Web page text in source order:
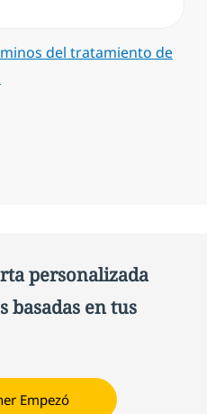
del tratamiento de
personalizada
basadas en tus
Obtener Empezó